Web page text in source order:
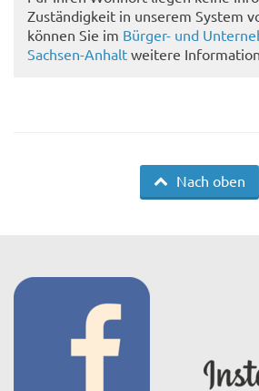
Zuständigkeit in unserem System
können Sie im Bürger- und
Sachsen-Anhalt weitere
Nach oben